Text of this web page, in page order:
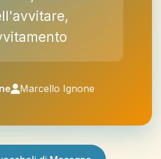
Marcello Ignone